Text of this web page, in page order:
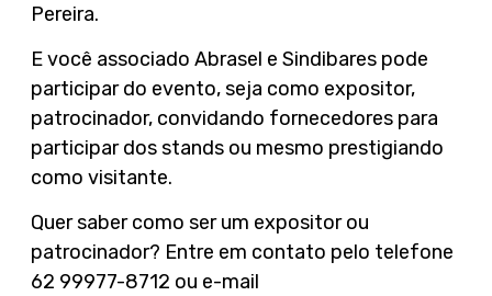
Pereira.
E você associado Abrasel e Sindibares pode
participar do evento, seja como expositor,
patrocinador, convidando fornecedores para
participar dos stands ou mesmo prestigiando
como visitante.
Quer saber como ser um expositor ou
patrocinador? Entre em contato pelo telefone
62 99977-8712 ou e-mail